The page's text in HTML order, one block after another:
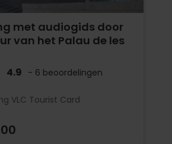
met audiogids door
van het Palau de les
4.9 - 6 beoordelingen
VLC Tourist Card